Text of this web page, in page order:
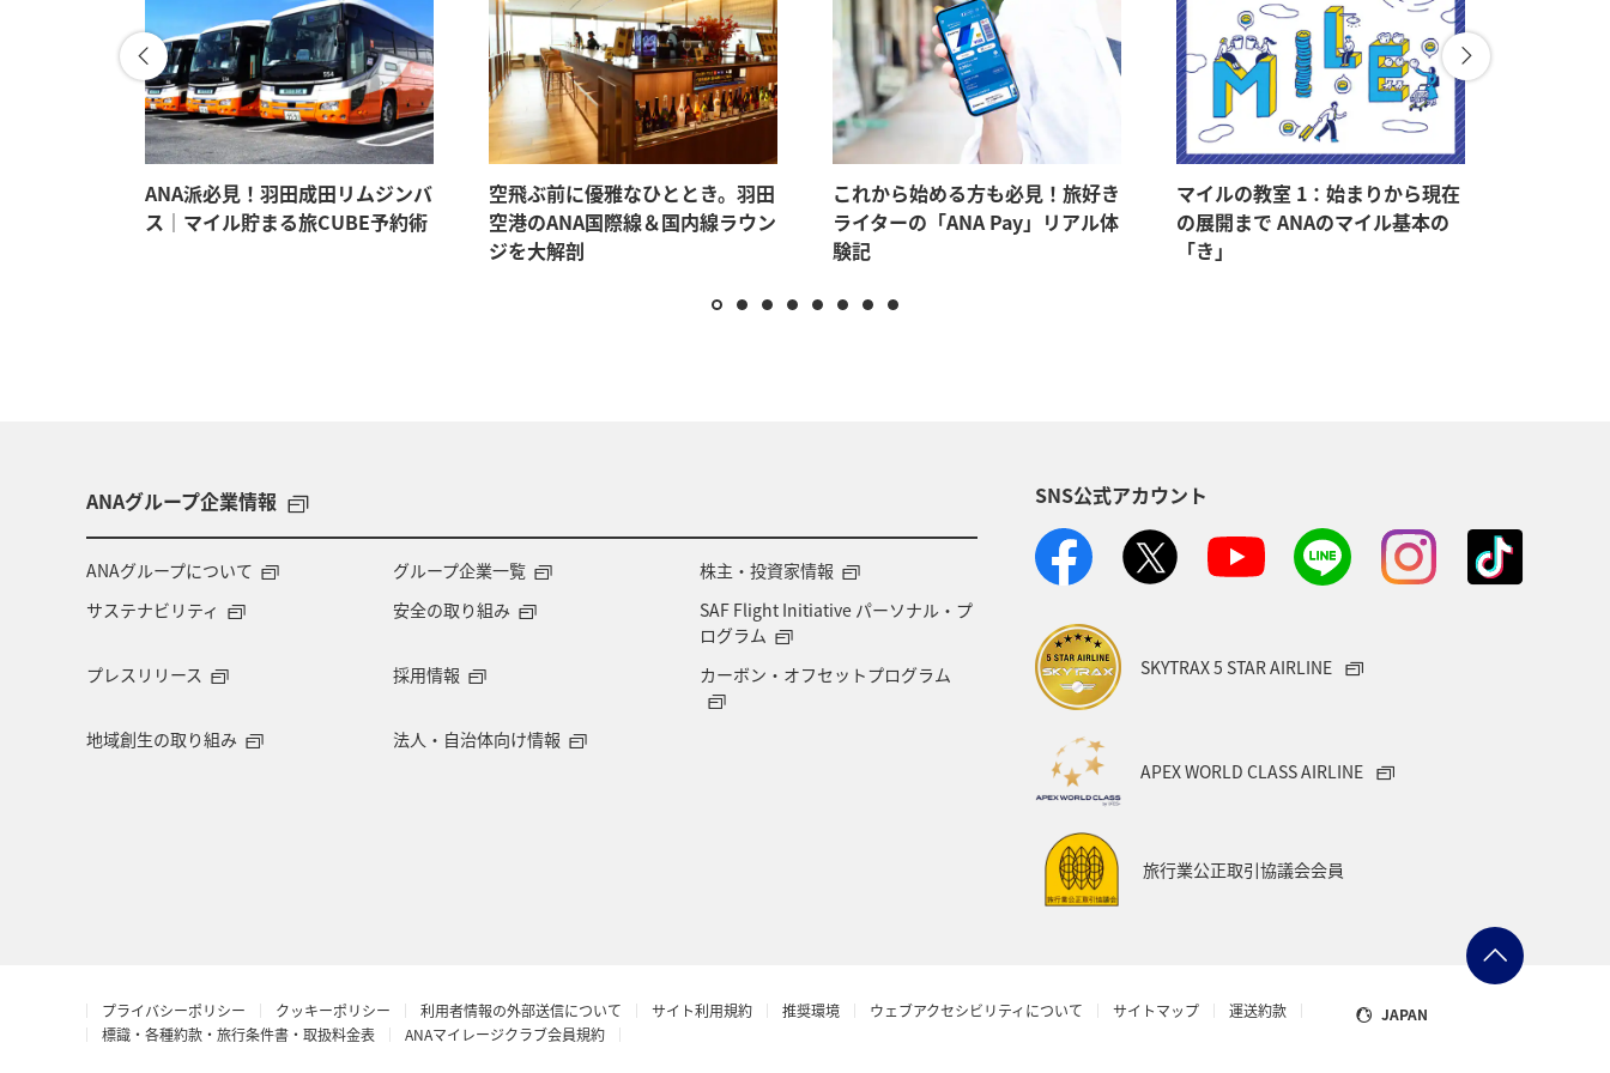
ANA派必見！羽田成田リムジンバ
ス｜マイル貯まる旅CUBE予約術
空飛ぶ前に優雅なひととき。羽田
空港のANA国際線＆国内線ラウン
ジを大解剖
これから始める方も必見！旅好き
ライターの「ANA Pay」リアル体
験記
マイルの教室 1：始まりから現在
の展開まで ANAのマイル基本の
「き」
ANAグループ企業情報
ANAグループについて グループ企業一覧
株主・投資家情報
サステナビリティ
安全の取り組み
SAF Flight Initiative パーソナル・プ
ログラム
プレスリリース
採用情報 カーボン・オフセットプログラム
地域創生の取り組み 法人・自治体向け情報
SNS公式アカウント
SKYTRAX 5 STAR AIRLINE
APEX WORLD CLASS AIRLINE
旅行業公正取引協議会会員
プライバシーポリシー クッキーポリシー 利用者情報の外部送信について サイト利用規約 推奨環境 ウェブアクセシビリティについて サイトマップ
運送約款
標識・各種約款・旅行条件書・取扱料金表
ANAマイレージクラブ会員規約
JAPAN